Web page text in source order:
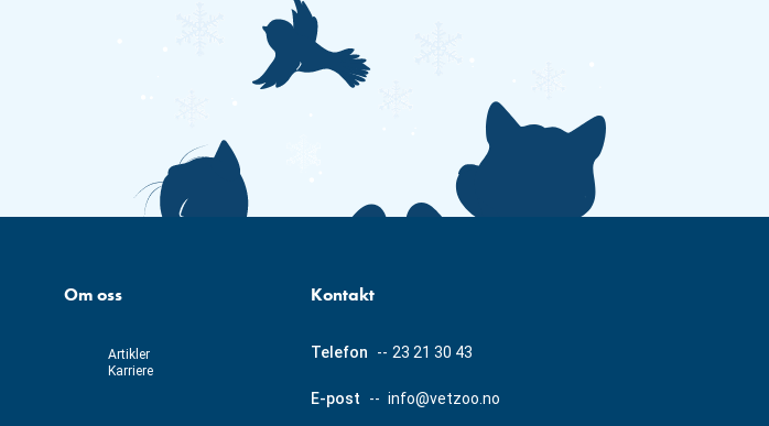
Om oss
Artikler
Karriere
Kontakt
Telefon -- 23 21 30 43
E-post -- info@vetzoo.no